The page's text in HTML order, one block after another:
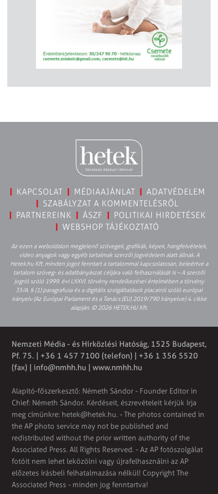
KAPCSOLAT MÉDIAAJÁNLAT
ADATVÉDELEM
SZABÁLYZAT A KOMMENTELÉSRŐL
PARTNEREINK
ÁSZF
POLITIKAI HIRDETÉSEK
WEBSHOP TÁJÉKOZTATÓ
Az ezen a weboldalon megjelenő szövegek, grafikák, képek, hangfelvételek,
video anyagok vagy egyéb tartalmak szerzői jogvédelem alatt állnak. A
Hetek.hu Kft. minden jogot fenntart a tartalommal kapcsolatosan, beleértve a
tartalom szöveg- és adatbányászat céljára való felhasználását is – A szerzői
jogról szóló 1999. évi LXXVI. törvény rendelkezései értelmében a törvény
35/A. § (1) paragrafusa és a digitális szolgáltatások piacairól szóló európai
irányelv (Az Európai Parlament és a Tanács (EU) 2019/790 Irányelve) 4. cikke
alapján. © 2026 HETEK.HU Kft.
Nemzeti Média - és Hírközlési Hatóság, 1525 Budapest,
Pf. 75. | +36 1 457 7100 (telefon) | +36 1 356 5520
(fax) | info@nmhh.hu | www.nmhh.hu
Alapító-főszerkesztő: Németh Sándor - Founder Editor in
Chief: Németh Sándor. Kérdéseit, észrevételeit kérjük írja
meg címünkre: hetek@hetek.hu. - The photos contained in
the AP photo service may not be published and
redistributed without the prior written authority of the
Associated Press. All Rights Reserved. - Az AP fotószolgálat
fotóit nem lehet leközölni vagy újrafelhasználni az AP
előzetes írásbeli felhatalmazása nélkül! Copyright The
Associated Press - minden jog fenntartva!